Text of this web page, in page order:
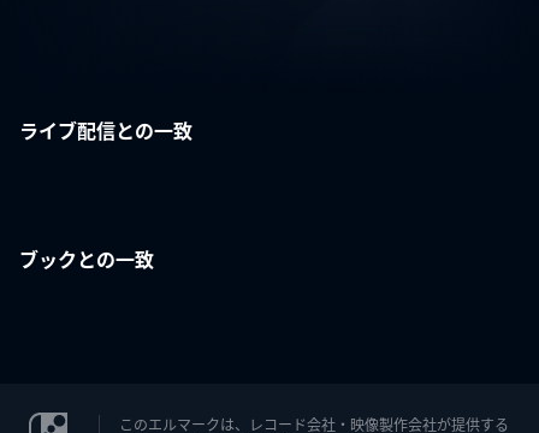
ライブ配信との一致
ブックとの一致
このエルマークは、レコード会社・映像製作会社が提供する